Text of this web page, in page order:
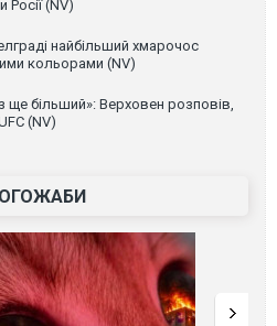
Росії (NV)
найбільший хмарочос
кольорами (NV)
ще більший»: Верховен розповів,
(NV)